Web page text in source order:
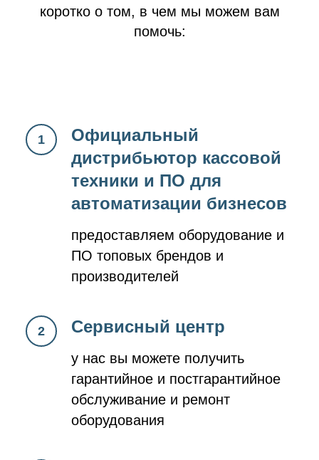
коротко о том, в чем мы можем вам
помочь:
Официальный
дистрибьютор кассовой
техники и ПО для
автоматизации бизнесов
предоставляем оборудование и
ПО топовых брендов и
производителей
Сервисный центр
у нас вы можете получить
гарантийное и постгарантийное
обслуживание и ремонт
оборудования